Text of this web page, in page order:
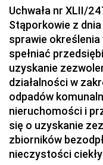
Dziennik
Dziennik
Dziennik
Kolejowego
Dziennik
Technologii
Dziennik
Dziennik
Państwowych
Uchwała nr XLII/
Stąporkowie z
sprawie określenia
spełniać
uzyskanie
działalności w
odpadów
nieruchomości i
się o uzyskanie
zbiorników
nieczystości